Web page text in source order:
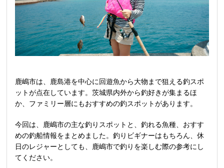
鹿嶋市は、鹿島港を中心に回遊魚から大物まで狙える釣スポ
ットが点在しています。茨城県内外から釣好きが集まるほ
か、ファミリー層にもおすすめの釣スポットがあります。
今回は、鹿嶋市の主な釣りスポットと、釣れる魚種、おすす
めの釣船情報をまとめました。釣りビギナーはもちろん、休
日のレジャーとしても、鹿嶋市で釣りを楽しむ際の参考にし
てください。